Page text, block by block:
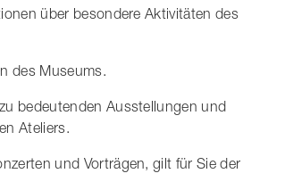
über besondere Aktivitäten des
des Museums.
bedeutenden Ausstellungen und
Ateliers.
und Vorträgen, gilt für Sie der